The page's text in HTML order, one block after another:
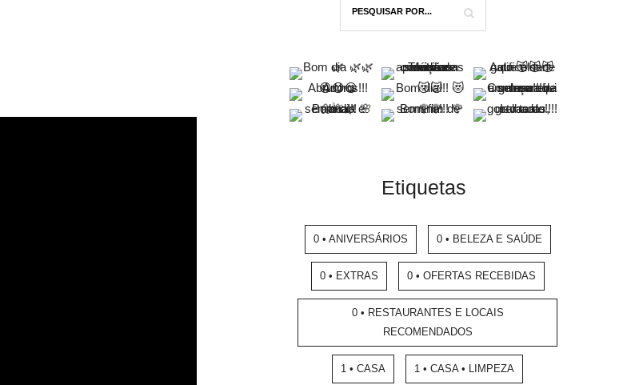
Etiquetas
0 • ANIVERSÁRIOS 0 • BELEZA E SAÚDE
0 • EXTRAS 0 • OFERTAS RECEBIDAS
0 • RESTAURANTES E LOCAIS
RECOMENDADOS
1 • CASA 1 • CASA • LIMPEZA